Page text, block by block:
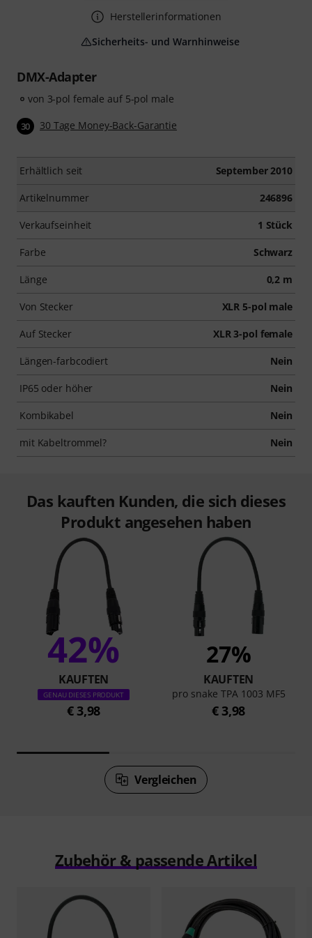
DMX-Adapter
von 3-pol female auf 5-pol male
30 30 Tage Money-Back-Garantie
Erhältlich seit September 2010
Artikelnummer 246896
Verkaufseinheit 1 Stück
Farbe Schwarz
Länge 0,2 m
Von Stecker XLR 5-pol male
Auf Stecker XLR 3-pol female
Längen-farbcodiert Nein
IP65 oder höher Nein
Kombikabel Nein
mit Kabeltrommel? Nein
Herstellerinformationen
Sicherheits- und Warnhinweise
Das kauften Kunden, die sich dieses
Produkt angesehen haben
42%
KAUFTEN
GENAU DIESES PRODUKT
€ 3,98
27%
KAUFTEN
pro snake TPA 1003 MF5
€ 3,98
Vergleichen
Zubehör & passende Artikel